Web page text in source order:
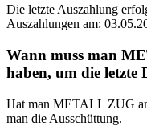
Die letzte Auszahlung
Auszahlungen am:
Wann muss man
haben, um die letzte
Hat man METALL ZUG
man die Ausschüttung.